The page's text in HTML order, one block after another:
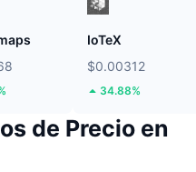
IoTeX
$0.00312
34.88%
de Precio en